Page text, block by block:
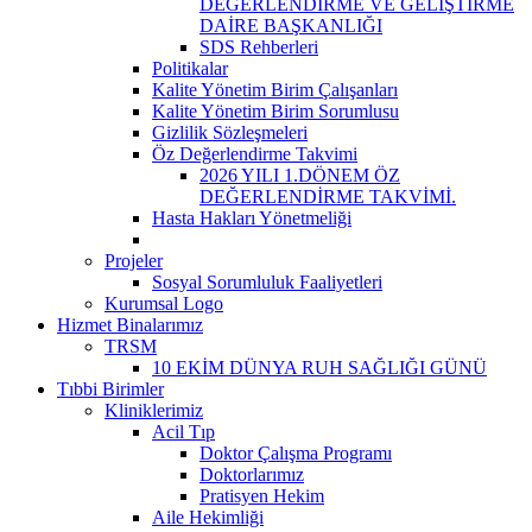
DAİRE BAŞKANLIĞI
SDS Rehberleri
Politikalar
Kalite Yönetim Birim Çalışanları
Kalite Yönetim Birim Sorumlusu
Gizlilik Sözleşmeleri
Öz Değerlendirme Takvimi
2026 YILI 1.DÖNEM ÖZ
DEĞERLENDİRME TAKVİMİ.
Hasta Hakları Yönetmeliği
Projeler
Sosyal Sorumluluk Faaliyetleri
Kurumsal Logo
Hizmet Binalarımız
TRSM
10 EKİM DÜNYA RUH SAĞLIĞI GÜNÜ
Tıbbi Birimler
Kliniklerimiz
Acil Tıp
Doktor Çalışma Programı
Doktorlarımız
Pratisyen Hekim
Aile Hekimliği